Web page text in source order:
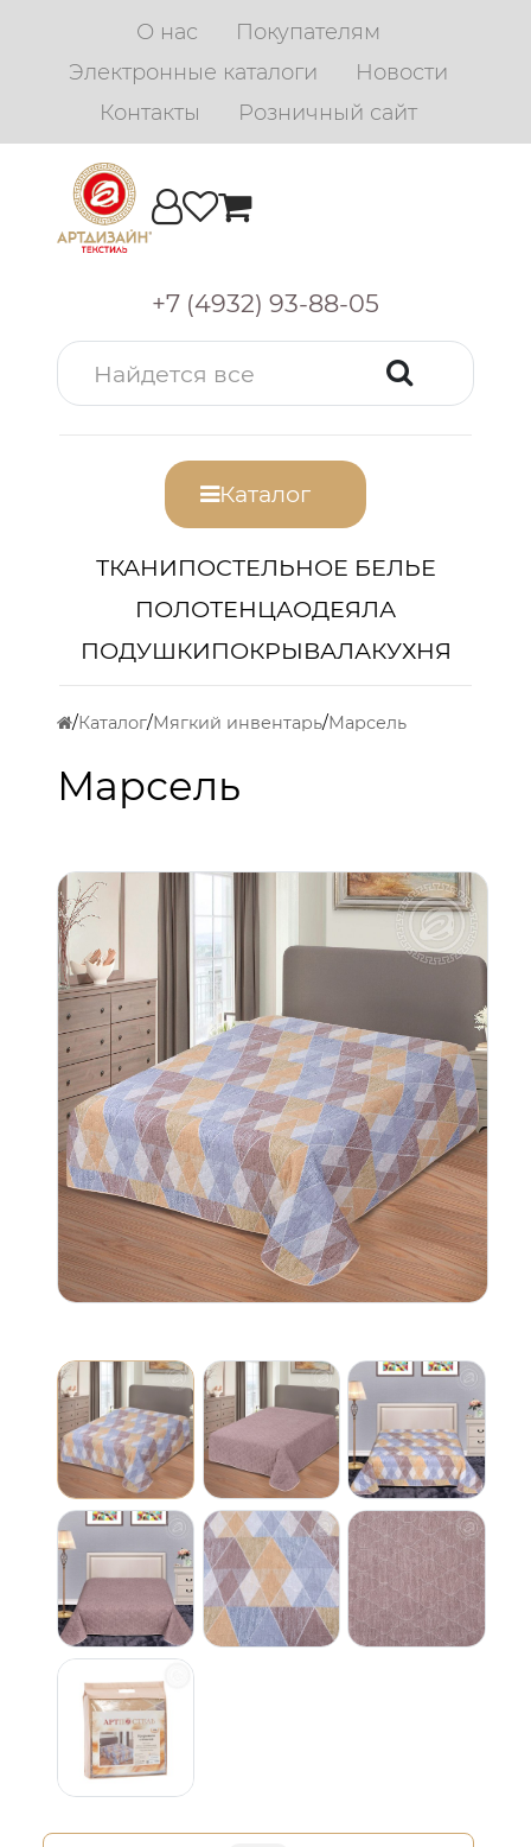
О нас
Покупателям
Электронные каталоги
Новости
Контакты
Розничный сайт
+7 (4932) 93-88-05
Каталог
ТКАНИПОСТЕЛЬНОЕ БЕЛЬЕ
ПОЛОТЕНЦАОДЕЯЛА
ПОДУШКИПОКРЫВАЛАКУХНЯ
Каталог Мягкий инвентарь Марсель
Марсель